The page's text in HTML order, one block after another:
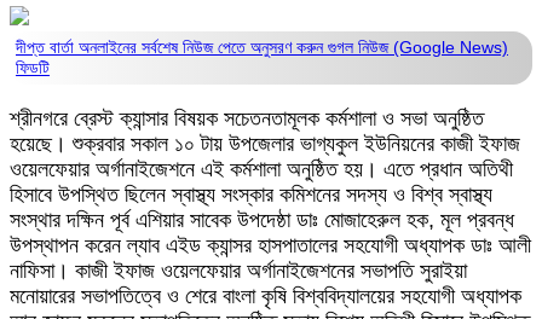
দীপ্ত বার্তা অনলাইনের সর্বশেষ নিউজ পেতে অনুসরণ করুনগুগল নিউজ (Google News)
ফিডটি
শ্রীনগরে ব্রেস্ট ক্যান্সার বিষয়ক সচেতনতামূলক কর্মশালা ও সভা অনুষ্ঠিত
হয়েছে। শুক্রবার সকাল ১০ টায় উপজেলার ভাগ্যকুল ইউনিয়নের কাজী ইফাজ
ওয়েলফেয়ার অর্গানাইজেশনে এই কর্মশালা অনুষ্ঠিত হয়। এতে প্রধান অতিথী
হিসাবে উপস্থিত ছিলেন স্বাস্থ্য সংস্কার কমিশনের সদস্য ও বিশ্ব স্বাস্থ্য
সংস্থার দক্ষিন পূর্ব এশিয়ার সাবেক উপদেষ্ঠা ডাঃ মোজাহেরুল হক, মূল প্রবন্ধ
উপস্থাপন করেন ল্যাব এইড ক্যান্সর হাসপাতালের সহযোগী অধ্যাপক ডাঃ আলী
নাফিসা। কাজী ইফাজ ওয়েলফেয়ার অর্গানাইজেশনের সভাপতি সুরাইয়া
মনোয়ারের সভাপতিত্বে ও শেরে বাংলা কৃষি বিশ্ববিদ্যালয়ের সহযোগী অধ্যাপক